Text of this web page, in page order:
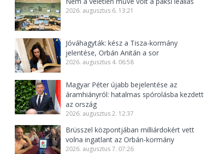
2026. augusztus 6. 13:21
Jóváhagyták: kész a Tisza-kormány
jelentése, Orbán Anitán a sor
2026. augusztus 4. 06:58
Magyar Péter újabb bejelentése az
áramhiányról: hatalmas spórolásba kezdett
az ország
2026. augusztus 2. 12:37
Brüsszel központjában milliárdokért vett
volna ingatlant az Orbán-kormány
2026. augusztus 7. 07:26